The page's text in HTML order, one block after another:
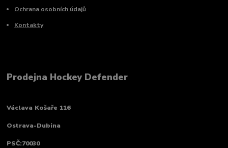
Ochrana osobních údajů
Kontakty
Prodejna Hockey Defender
Václava Košaře 116
Ostrava-Dubina
PSČ:70030